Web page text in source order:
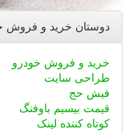
دوستان خرید و فروش
خرید و فروش خودرو
طراحی سایت
فیش حج
قیمت بیسیم باوفنگ
کوتاه کننده لینک